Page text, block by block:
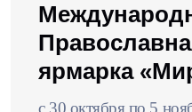
ярмарка
с 30 октября по 5